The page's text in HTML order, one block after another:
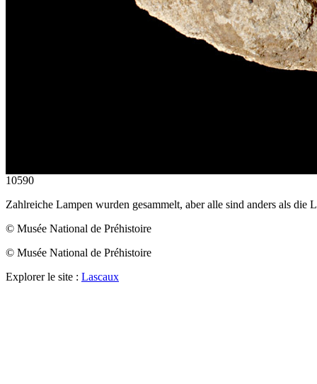
10590
Zahlreiche Lampen wurden gesammelt, aber alle sind anders als die
© Musée National de Préhistoire
© Musée National de Préhistoire
Explorer le site : Lascaux